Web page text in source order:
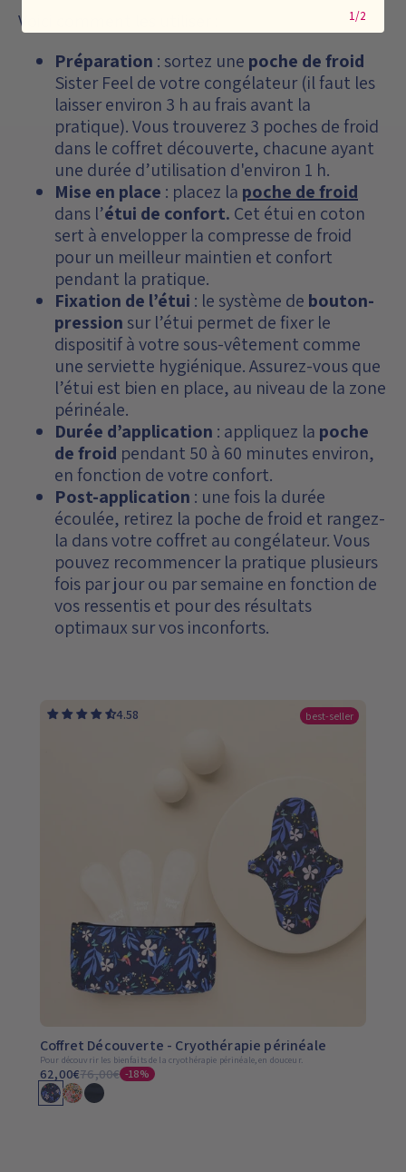
Voici comment les utiliser :
Préparation : sortez une poche de froid
Sister Feel de votre congélateur (il faut les
laisser environ 3 h au frais avant la
pratique). Vous trouverez 3 poches de froid
dans le coffret découverte, chacune ayant
une durée d’utilisation d'environ 1 h.
Mise en place : placez la poche de froid
dans l’étui de confort. Cet étui en coton
sert à envelopper la compresse de froid
pour un meilleur maintien et confort
pendant la pratique.
Fixation de l’étui : le système de bouton-
pression sur l’étui permet de fixer le
dispositif à votre sous-vêtement comme
une serviette hygiénique. Assurez-vous que
l’étui est bien en place, au niveau de la zone
périnéale.
Durée d’application : appliquez la poche
de froid pendant 50 à 60 minutes environ,
en fonction de votre confort.
Post-application : une fois la durée
écoulée, retirez la poche de froid et rangez-
la dans votre coffret au congélateur. Vous
pouvez recommencer la pratique plusieurs
fois par jour ou par semaine en fonction de
vos ressentis et pour des résultats
optimaux sur vos inconforts.
best-seller
Coffret Découverte - Cryothérapie périnéale
Pour découvrir les bienfaits de la cryothérapie périnéale, en douceur.
4.58
62,00€76,00€ -18%
1/2